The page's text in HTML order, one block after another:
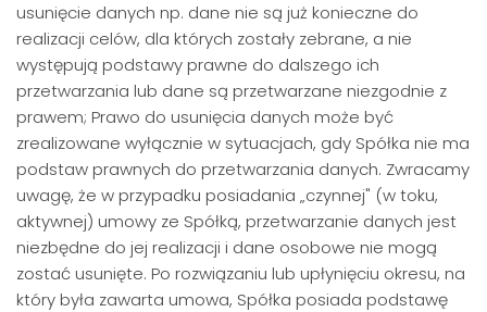
usunięcie danych np. dane nie są już konieczne do
realizacji celów, dla których zostały zebrane, a nie
występują podstawy prawne do dalszego ich
przetwarzania lub dane są przetwarzane niezgodnie z
prawem; Prawo do usunięcia danych może być
zrealizowane wyłącznie w sytuacjach, gdy Spółka nie ma
podstaw prawnych do przetwarzania danych. Zwracamy
uwagę, że w przypadku posiadania „czynnej" (w toku,
aktywnej) umowy ze Spółką, przetwarzanie danych jest
niezbędne do jej realizacji i dane osobowe nie mogą
zostać usunięte. Po rozwiązaniu lub upłynięciu okresu, na
który była zawarta umowa, Spółka posiada podstawę